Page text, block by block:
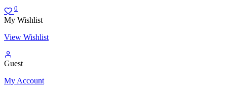
0
My Wishlist
View Wishlist
Guest
My Account